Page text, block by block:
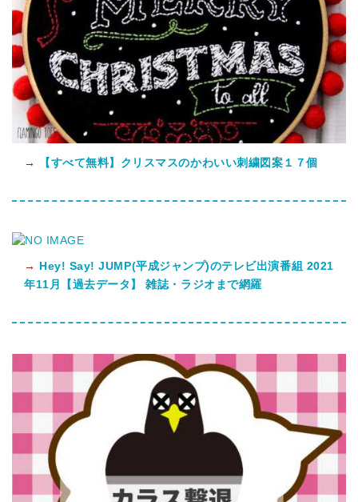
→ 【すべて無料】クリスマスのかわいい刺繍図案１７個
→ Hey! Say! JUMP(平成ジャンプ)のテレビ出演番組 2021
年11月【過去データ】 雑誌・ラジオまで網羅